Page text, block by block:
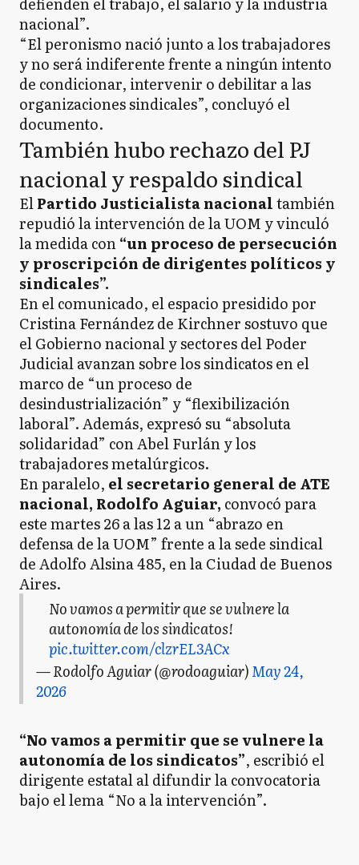
nacional”.
“El peronismo nació junto a los trabajadores
y no será indiferente frente a ningún intento
de condicionar, intervenir o debilitar a las
organizaciones sindicales”, concluyó el
documento.
También hubo rechazo del PJ
nacional y respaldo sindical
ElPartido Justicialista nacionaltambién
repudió la intervención de la UOM y vinculó
la medida con“un proceso de persecución
y proscripción de dirigentes políticos y
sindicales”.
En el comunicado, el espacio presidido por
Cristina Fernández de Kirchner sostuvo que
el Gobierno nacional y sectores del Poder
Judicial avanzan sobre los sindicatos en el
marco de “un proceso de
desindustrialización” y “flexibilización
laboral”. Además, expresó su “absoluta
solidaridad” con Abel Furlán y los
trabajadores metalúrgicos.
En paralelo, el secretario general de ATE
nacional, Rodolfo Aguiar, convocó para
este martes 26 a las 12 a un “abrazo en
defensa de la UOM” frente a la sede sindical
de Adolfo Alsina 485, en la Ciudad de Buenos
Aires.
No vamos a permitir que se vulnere la
autonomía de los sindicatos!
pic.twitter.com/clzrEL3ACx
— Rodolfo Aguiar (@rodoaguiar)May 24,
2026
“No vamos a permitir que se vulnere la
autonomía de los sindicatos”, escribió el
dirigente estatal al difundir la convocatoria
bajo el lema “No a la intervención”.